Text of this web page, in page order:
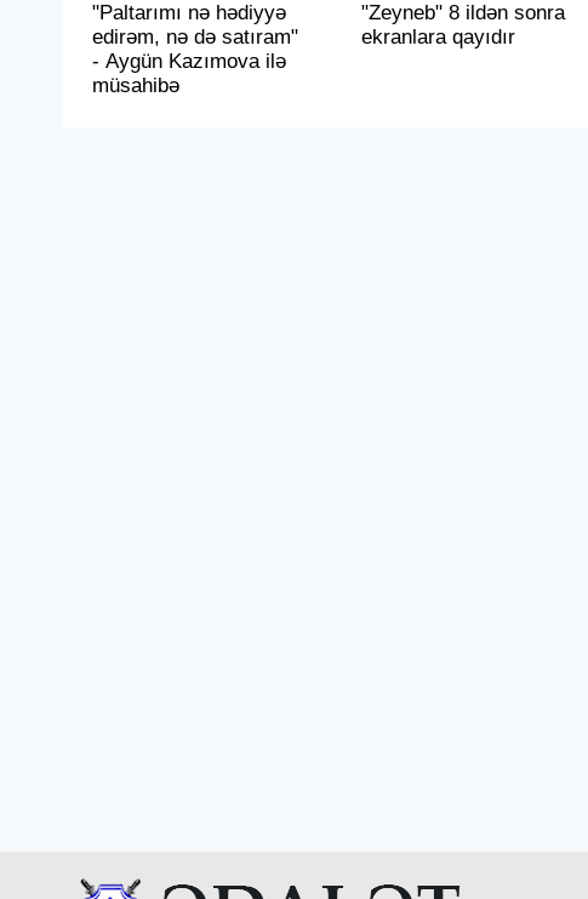
"Paltarımı nə hədiyyə
edirəm, nə də satıram"
- Aygün Kazımova ilə
müsahibə
"Zeyneb" 8 ildən sonra
ekranlara qayıdır